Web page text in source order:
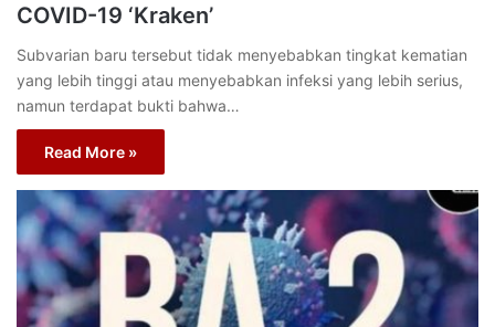
COVID-19 ‘Kraken’
Subvarian baru tersebut tidak menyebabkan tingkat kematian
yang lebih tinggi atau menyebabkan infeksi yang lebih serius,
namun terdapat bukti bahwa…
Read More »